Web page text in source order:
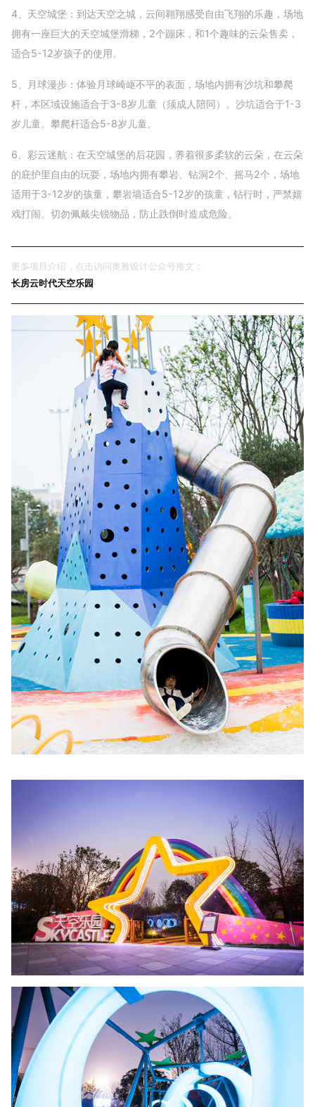
4、天空城堡：到达天空之城，云间翱翔感受自由飞翔的乐趣，场地
拥有一座巨大的天空城堡滑梯，2个蹦床，和1个趣味的云朵售卖，
适合5-12岁孩子的使用。
5、月球漫步：体验月球崎岖不平的表面，场地内拥有沙坑和攀爬
杆，本区域设施适合于3-8岁儿童（须成人陪同）。沙坑适合于1-3
岁儿童。攀爬杆适合5-8岁儿童。
6、彩云迷航：在天空城堡的后花园，养着很多柔软的云朵，在云朵
的庇护里自由的玩耍，场地内拥有攀岩、钻洞2个、摇马2个，场地
适用于3-12岁的孩童，攀岩墙适合5-12岁的孩童，钻行时，严禁嬉
戏打闹。切勿佩戴尖锐物品，防止跌倒时造成危险。
更多项目介绍，点击访问奥雅设计公众号推文：
长房云时代天空乐园